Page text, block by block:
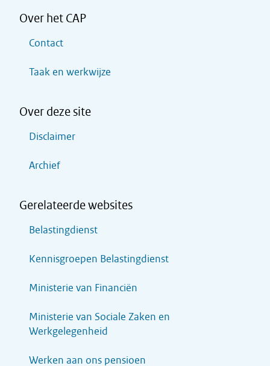
Over het CAP
Contact
Taak en werkwijze
Over deze site
Disclaimer
Archief
Gerelateerde websites
Belastingdienst
Kennisgroepen Belastingdienst
Ministerie van Financiën
Ministerie van Sociale Zaken en
Werkgelegenheid
Werken aan ons pensioen